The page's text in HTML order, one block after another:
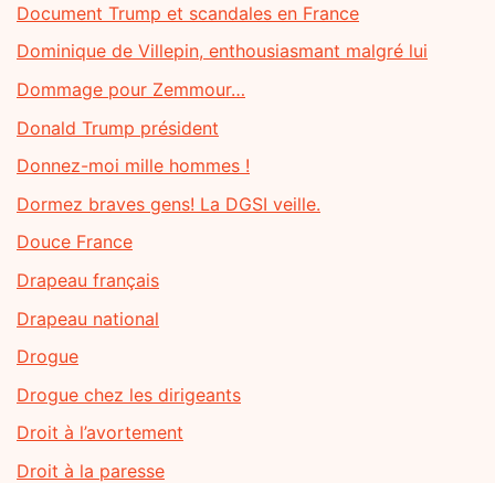
Document Trump et scandales en France
Dominique de Villepin, enthousiasmant malgré lui
Dommage pour Zemmour…
Donald Trump président
Donnez-moi mille hommes !
Dormez braves gens! La DGSI veille.
Douce France
Drapeau français
Drapeau national
Drogue
Drogue chez les dirigeants
Droit à l’avortement
Droit à la paresse